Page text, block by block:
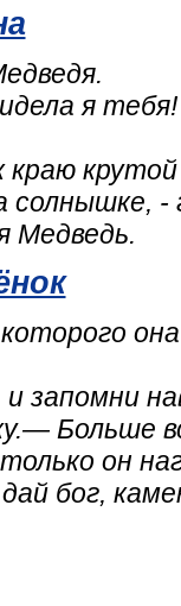
я тебя!
солнышке, -
Медведь.
запомни
Больше
он
бог,